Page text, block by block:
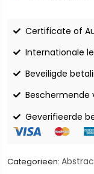
Certificate of
Internationale
Beveiligde
Beschermende
Geverifieerde
Categorieën: